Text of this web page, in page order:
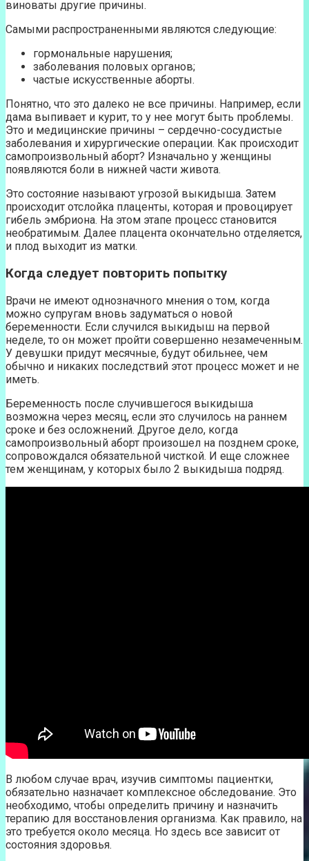
виноваты другие причины.
Самыми распространенными являются следующие:
гормональные нарушения;
заболевания половых органов;
частые искусственные аборты.
Понятно, что это далеко не все причины. Например, если
дама выпивает и курит, то у нее могут быть проблемы.
Это и медицинские причины – сердечно-сосудистые
заболевания и хирургические операции. Как происходит
самопроизвольный аборт? Изначально у женщины
появляются боли в нижней части живота.
Это состояние называют угрозой выкидыша. Затем
происходит отслойка плаценты, которая и провоцирует
гибель эмбриона. На этом этапе процесс становится
необратимым. Далее плацента окончательно отделяется,
и плод выходит из матки.
Когда следует повторить попытку
Врачи не имеют однозначного мнения о том, когда
можно супругам вновь задуматься о новой
беременности. Если случился выкидыш на первой
неделе, то он может пройти совершенно незамеченным.
У девушки придут месячные, будут обильнее, чем
обычно и никаких последствий этот процесс может и не
иметь.
Беременность после случившегося выкидыша
возможна через месяц, если это случилось на раннем
сроке и без осложнений. Другое дело, когда
самопроизвольный аборт произошел на позднем сроке,
сопровождался обязательной чисткой. И еще сложнее
тем женщинам, у которых было 2 выкидыша подряд.
В любом случае врач, изучив симптомы пациентки,
обязательно назначает комплексное обследование. Это
необходимо, чтобы определить причину и назначить
терапию для восстановления организма. Как правило, на
это требуется около месяца. Но здесь все зависит от
состояния здоровья.